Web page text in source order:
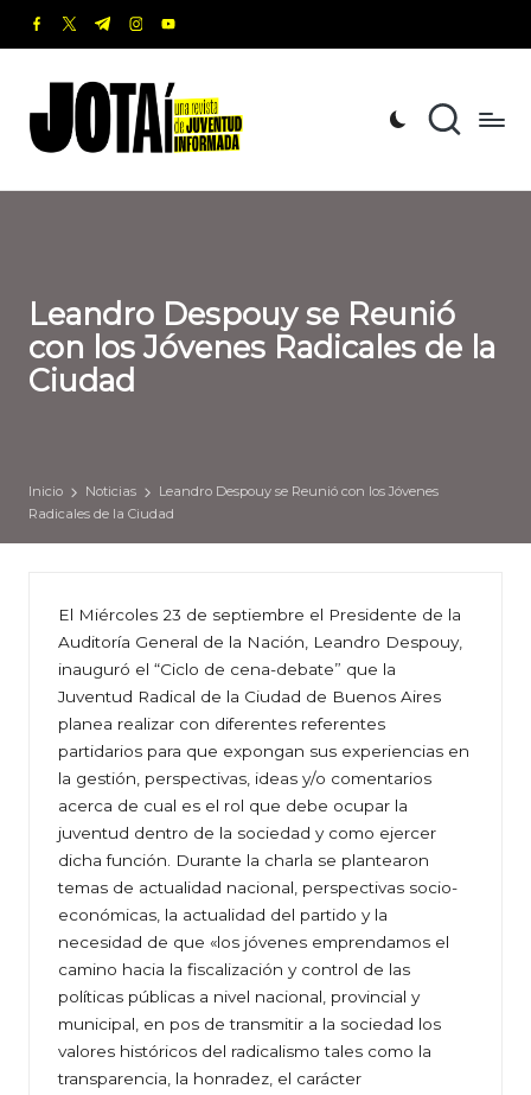
Saltar
contenido
facebook.com
twitter.com
t.me instagram.com
youtube.com
o
t
revista
de
Informada
Leandro Despouy se Reunió
con los Jóvenes Radicales de la
Ciudad
Inicio Noticias
Leandro Despouy se Reunió con los Jóvenes
Radicales de la Ciudad
El Miércoles 23 de septiembre el Presidente de la
Auditoría General de la Nación, Leandro Despouy,
inauguró el “Ciclo de cena-debate” que la
Juventud Radical de la Ciudad de Buenos Aires
planea realizar con diferentes referentes
partidarios para que expongan sus experiencias en
la gestión, perspectivas, ideas y/o comentarios
acerca de cual es el rol que debe ocupar la
juventud dentro de la sociedad y como ejercer
dicha función. Durante la charla se plantearon
temas de actualidad nacional, perspectivas socio-
económicas, la actualidad del partido y la
necesidad de que «los jóvenes emprendamos el
camino hacia la fiscalización y control de las
políticas públicas a nivel nacional, provincial y
municipal, en pos de transmitir a la sociedad los
valores históricos del radicalismo tales como la
transparencia, la honradez, el carácter